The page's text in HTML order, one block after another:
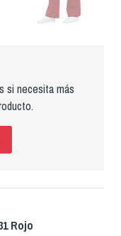
si necesita más
Rojo